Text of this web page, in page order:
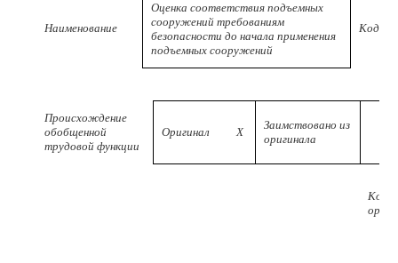
Наименование
Оценка соответствия подъемных
сооружений требованиям
безопасности до начала применения
подъемных сооружений
Код
Происхождение
обобщенной
трудовой функции
Оригинал X
Заимствовано из
оригинала
Код